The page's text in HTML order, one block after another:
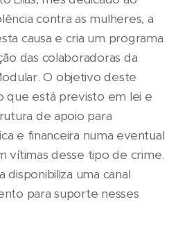
contra as mulheres, a
causa e cria um programa
das colaboradoras da
O objetivo deste
que está previsto em lei e
de apoio para
e financeira numa eventual
vítimas desse tipo de crime.
disponibiliza uma canal
para suporte nesses